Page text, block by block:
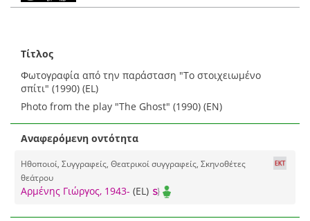
Τίτλος
Φωτογραφία από την παράσταση "Το στοιχειωμένο
σπίτι" (1990) (EL)
Photo from the play "The Ghost" (1990) (EN)
Αναφερόμενη οντότητα
Ηθοποιοί, Συγγραφείς, Θεατρικοί συγγραφείς, Σκηνοθέτες
θεάτρου
Αρμένης Γιώργος, 1943- (EL)